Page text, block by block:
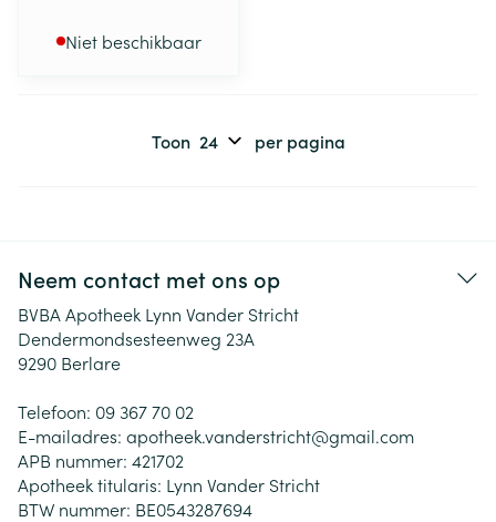
Niet beschikbaar
Toon per pagina
Neem contact met ons op
BVBA Apotheek Lynn Vander Stricht
Dendermondsesteenweg 23A
9290 Berlare
Telefoon: 09 367 70 02
E-mailadres: apotheek.vanderstricht@gmail.com
APB nummer: 421702
Apotheek titularis: Lynn Vander Stricht
BTW nummer: BE0543287694